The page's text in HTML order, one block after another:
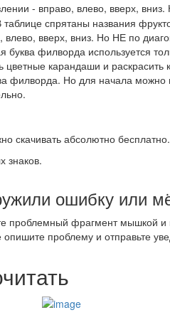
- вправо, влево, вверх,
спрятаны названия
вверх, вниз. Но НЕ по
филворда используется
цветные карандаши и раскрасить
филворда. Но для начала можно
скачивать абсолютно бесплатно.
знаков.
ошибку или
проблемный фрагмент мышкой и
проблему и отправьте